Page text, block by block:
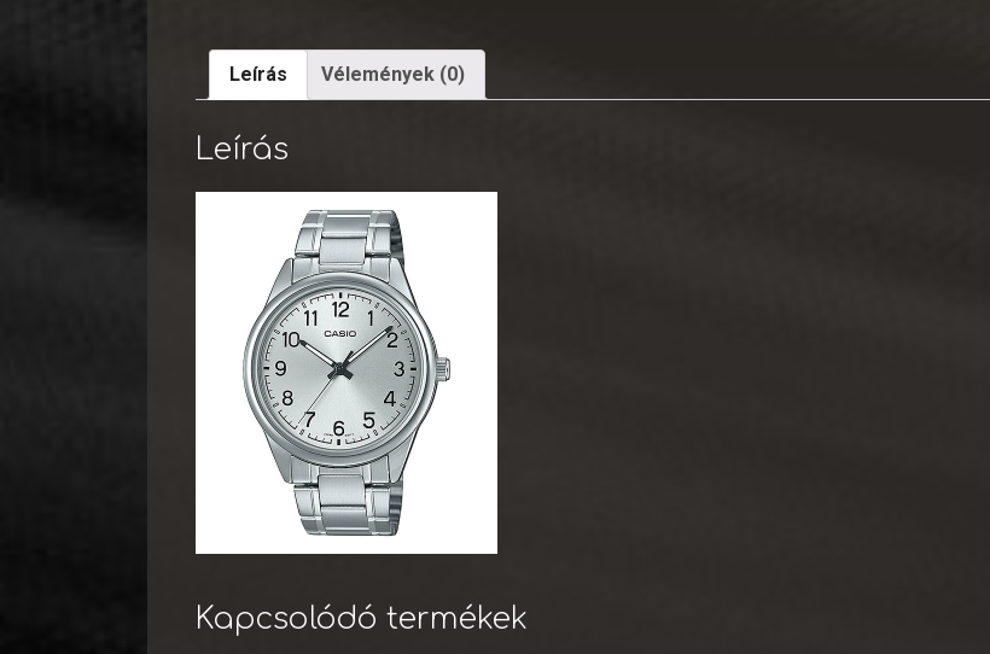
Leírás Vélemények (0)
Leírás
Kapcsolódó termékek